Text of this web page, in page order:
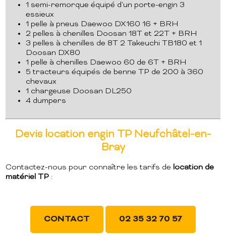
1 semi-remorque équipé d'un porte-engin 3
essieux
1 pelle à pneus Daewoo DX160 16 + BRH
2 pelles à chenilles Doosan 18T et 22T + BRH
3 pelles à chenilles de 8T 2 Takeuchi TB180 et 1
Doosan DX80
1 pelle à chenilles Daewoo 60 de 6T + BRH
5 tracteurs équipés de benne TP de 200 à 360
chevaux
1 chargeuse Doosan DL250
4 dumpers
Devis location engin TP Neufchâtel-en-
Bray
Contactez-nous pour connaître les tarifs de location de
matériel TP :
CONTACT 02 35 32 70 57